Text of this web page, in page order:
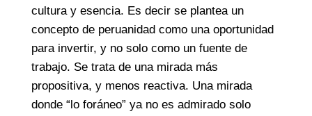
cultura y esencia. Es decir se plantea un
concepto de peruanidad como una oportunidad
para invertir, y no solo como un fuente de
trabajo. Se trata de una mirada más
propositiva, y menos reactiva. Una mirada
donde “lo foráneo” ya no es admirado solo